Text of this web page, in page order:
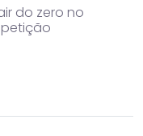
do zero no